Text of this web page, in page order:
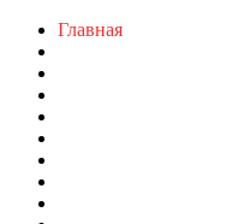
Главная